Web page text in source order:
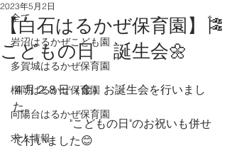
全て
岩沼はるかぜこども園
多賀城はるかぜ保育園
榴岡はるかぜ保育園
向陽台はるかぜ保育園
求人情報
【白石はるかぜ保育園】🎏
こどもの日 誕生会🌼
2023年5月2日
４月２８日（金）お誕生会を行いまし
た。
"こどもの日"のお祝いも併せ
て行いました😊